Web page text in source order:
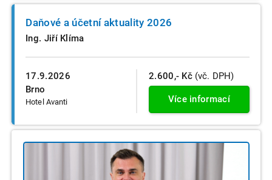
17.9.2026
Brno
Hotel Avanti
Daňové a účetní aktuality 2026
Ing. Jiří Klíma
2.600,- Kč (vč. DPH)
Více informací